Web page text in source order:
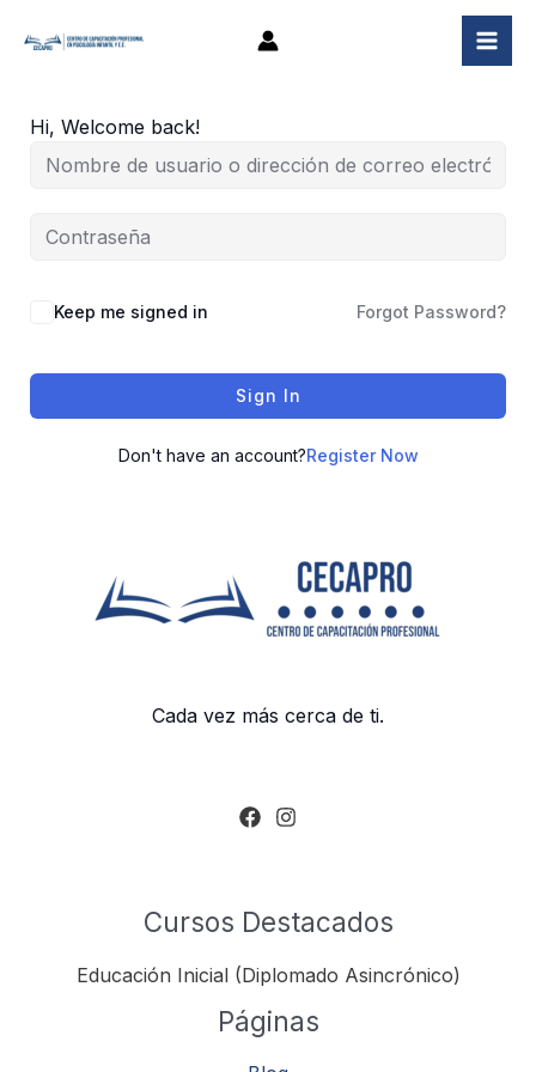
Hi, Welcome back!
Keep me signed in Forgot Password?
Sign In
Don't have an account?Register Now
Cada vez más cerca de ti.
Cursos Destacados
Educación Inicial (Diplomado Asincrónico)
Páginas